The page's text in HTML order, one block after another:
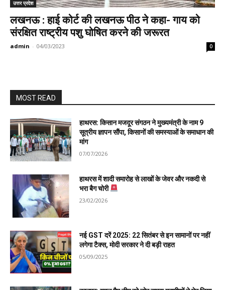
उत्तर प्रदेश
लखनऊ : हाई कोर्ट की लखनऊ पीठ ने कहा- गाय को
संरक्षित राष्ट्रीय पशु घोषित करने की जरूरत
admin - 04/03/2023 0
MOST READ
हाथरस: किसान मजदूर संगठन ने मुख्यमंत्री के नाम 9
सूत्रीय ज्ञापन सौंपा, किसानों की समस्याओं के समाधान की
मांग
07/07/2026
हाथरस में शादी समारोह से लाखों के जेवर और नकदी से
भरा बैग चोरी
23/02/2026
नई GST दरें 2025: 22 सितंबर से इन सामानों पर नहीं
लगेगा टैक्स, मोदी सरकार ने दी बड़ी राहत
05/09/2025